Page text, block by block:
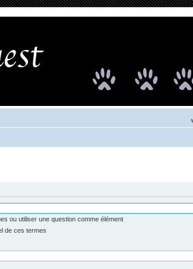
ou utiliser une question comme élément
de ces termes